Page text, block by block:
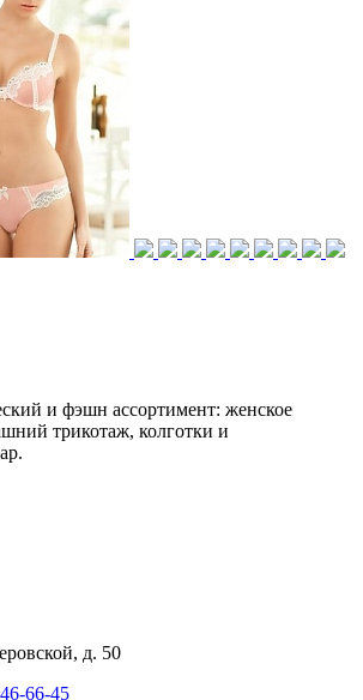
и фэшн ассортимент: женское
трикотаж, колготки и
д. 50
66-45